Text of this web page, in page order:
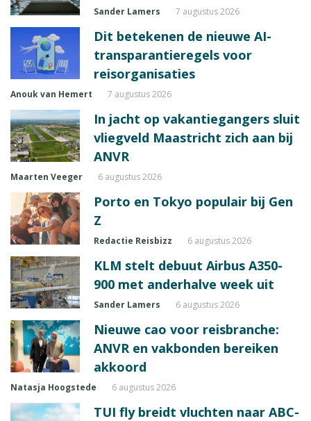
Sander Lamers 7 augustus 2026
Dit betekenen de nieuwe AI-
transparantieregels voor
reisorganisaties
Anouk van Hemert 7 augustus 2026
In jacht op vakantiegangers sluit
vliegveld Maastricht zich aan bij
ANVR
Maarten Veeger 6 augustus 2026
Porto en Tokyo populair bij Gen
Z
Redactie Reisbizz 6 augustus 2026
KLM stelt debuut Airbus A350-
900 met anderhalve week uit
Sander Lamers 6 augustus 2026
Nieuwe cao voor reisbranche:
ANVR en vakbonden bereiken
akkoord
Natasja Hoogstede 6 augustus 2026
TUI fly breidt vluchten naar ABC-